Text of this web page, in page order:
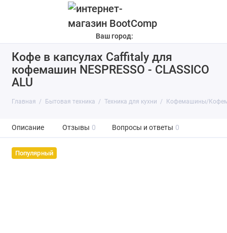
Ваш город:
Кофе в капсулах Caffitaly для
кофемашин NESPRESSO - CLASSICO
ALU
Главная Бытовая техника Техника для кухни Кофемашины/
Описание Отзывы 0 Вопросы и ответы 0
Популярный